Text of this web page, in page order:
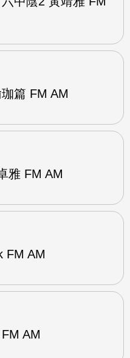
篇 FM AM
雅 FM AM
FM AM
AM